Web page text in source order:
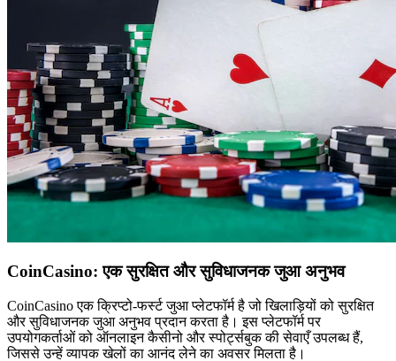
CoinCasino: एक सुरक्षित और सुविधाजनक जुआ अनुभव
CoinCasino एक क्रिप्टो-फर्स्ट जुआ प्लेटफॉर्म है जो खिलाड़ियों को सुरक्षित
और सुविधाजनक जुआ अनुभव प्रदान करता है। इस प्लेटफॉर्म पर
उपयोगकर्ताओं को ऑनलाइन कैसीनो और स्पोर्ट्सबुक की सेवाएँ उपलब्ध हैं,
जिससे उन्हें व्यापक खेलों का आनंद लेने का अवसर मिलता है।